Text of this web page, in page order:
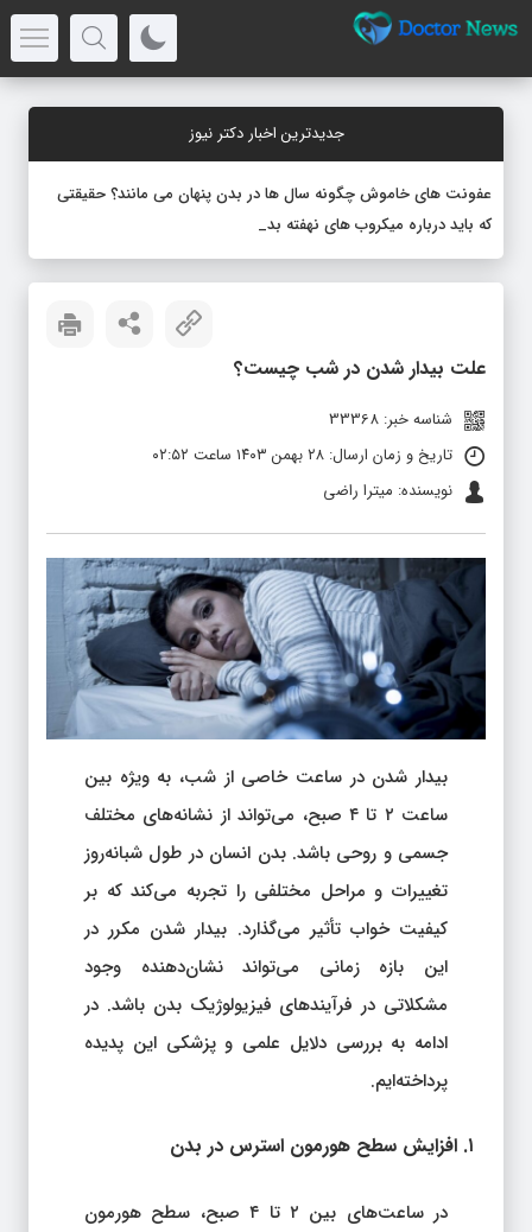
جدیدترین اخبار دکتر نیوز
عفونت های خاموش چگونه سال ها در بدن پنهان می مانند؟ حقیقتی
که باید درباره میکروب های نهفته بدانید
علت بیدار شدن در شب چیست؟
شناسه خبر: 33368
تاریخ و زمان ارسال: ۲۸ بهمن ۱۴۰۳ ساعت ۰۲:۵۲
نویسنده: میترا راضی
بیدار شدن در ساعت خاصی از شب، به ویژه بین
ساعت ۲ تا ۴ صبح، می‌تواند از نشانه‌های مختلف
جسمی و روحی باشد. بدن انسان در طول شبانه‌روز
تغییرات و مراحل مختلفی را تجربه می‌کند که بر
کیفیت خواب تأثیر می‌گذارد. بیدار شدن مکرر در
این بازه زمانی می‌تواند نشان‌دهنده وجود
مشکلاتی در فرآیندهای فیزیولوژیک بدن باشد. در
ادامه به بررسی دلایل علمی و پزشکی این پدیده
پرداخته‌ایم.
۱. افزایش سطح هورمون استرس در بدن
در ساعت‌های بین ۲ تا ۴ صبح، سطح هورمون